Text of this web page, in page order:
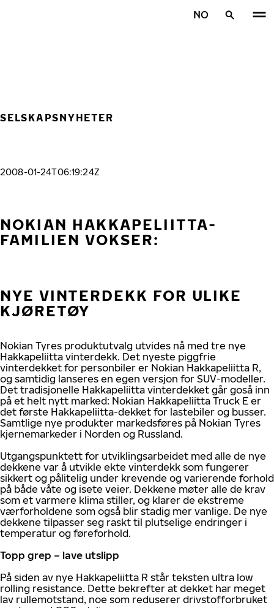
NO
SELSKAPSNYHETER
2008-01-24T06:19:24Z
NOKIAN HAKKAPELIITTA-
FAMILIEN VOKSER:
NYE VINTERDEKK FOR ULIKE
KJØRETØY
Nokian Tyres produktutvalg utvides nå med tre nye
Hakkapeliitta vinterdekk. Det nyeste piggfrie
vinterdekket for personbiler er Nokian Hakkapeliitta R,
og samtidig lanseres en egen versjon for SUV-modeller.
Det tradisjonelle Hakkapeliitta vinterdekket går goså inn
på et helt nytt marked: Nokian Hakkapeliitta Truck E er
det første Hakkapeliitta-dekket for lastebiler og busser.
Samtlige nye produkter markedsføres på Nokian Tyres
kjernemarkeder i Norden og Russland.
Utgangspunktett for utviklingsarbeidet med alle de nye
dekkene var å utvikle ekte vinterdekk som fungerer
sikkert og pålitelig under krevende og varierende forhold
på både våte og isete veier. Dekkene møter alle de krav
som et varmere klima stiller, og klarer de ekstreme
værforholdene som også blir stadig mer vanlige. De nye
dekkene tilpasser seg raskt til plutselige endringer i
temperatur og føreforhold.
Topp grep – lave utslipp
På siden av nye Hakkapeliitta R står teksten ultra low
rolling resistance. Dette bekrefter at dekket har meget
lav rullemotstand, noe som reduserer drivstofforbruket